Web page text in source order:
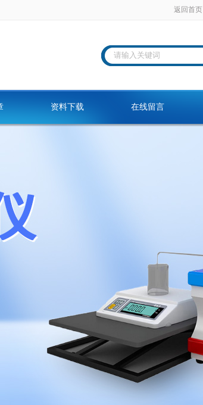
返回首页
资料下载 在线留言